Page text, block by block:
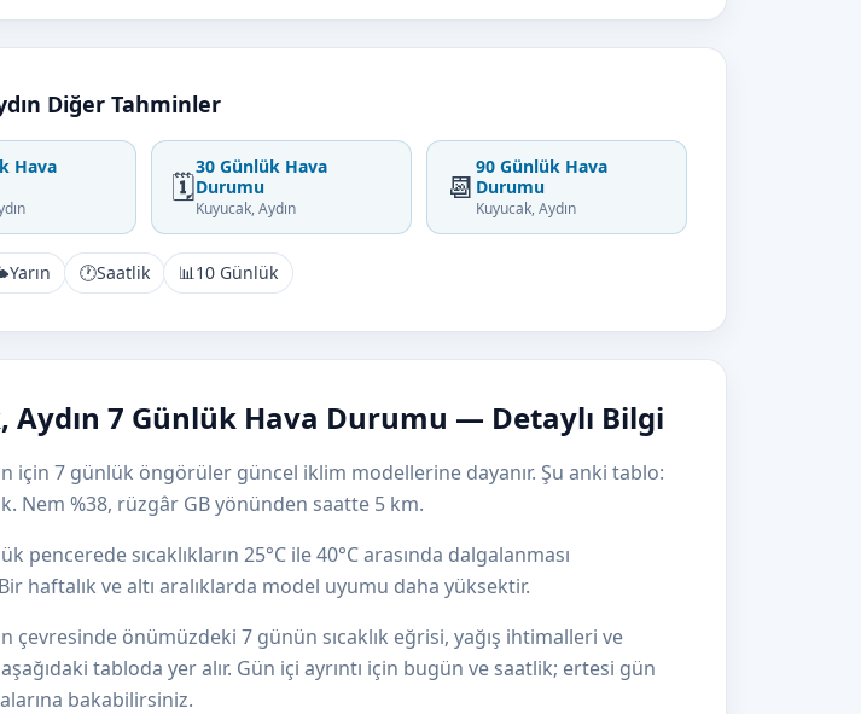
Diğer Tahminler
Hava
🗓️
30 Günlük Hava
Durumu
Kuyucak, Aydın
📆
90 Günlük Hava
Durumu
Kuyucak, Aydın
Yarın 🕐Saatlik 📊10 Günlük
Aydın 7 Günlük Hava Durumu — Detaylı Bilgi
için 7 günlük öngörüler güncel iklim modellerine dayanır. Şu anki tablo:
Nem %38, rüzgâr GB yönünden saatte 5 km.
pencerede sıcaklıkların 25°C ile 40°C arasında dalgalanması
haftalık ve altı aralıklarda model uyumu daha yüksektir.
çevresinde önümüzdeki 7 günün sıcaklık eğrisi, yağış ihtimalleri ve
tabloda yer alır. Gün içi ayrıntı için bugün ve saatlik; ertesi gün
bakabilirsiniz.